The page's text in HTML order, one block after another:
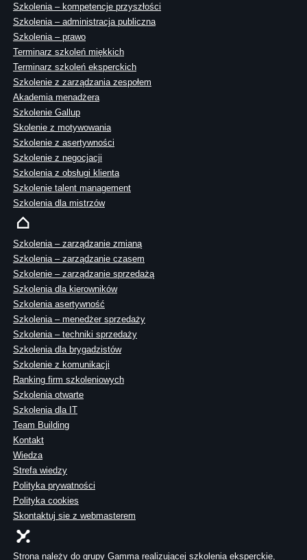
Szkolenia – kompetencje przyszłości
Szkolenia – administracja publiczna
Szkolenia – prawo
Terminarz szkoleń miękkich
Terminarz szkoleń eksperckich
Szkolenie z zarządzania zespołem
Akademia menadżera
Szkolenie Gallup
Skolenie z motywowania
Szkolenie z asertywności
Szkolenie z negocjacji
Szkolenia z obsługi klienta
Szkolenie talent management
Szkolenia dla mistrzów
Szkolenia – zarządzanie zmianą
Szkolenia – zarządzanie czasem
Szkolenie – zarządzanie sprzedażą
Szkolenia dla kierowników
Szkolenia asertywność
Szkolenia – menedżer sprzedaży
Szkolenia – techniki sprzedaży
Szkolenia dla brygadzistów
Szkolenie z komunikacji
Ranking firm szkoleniowych
Szkolenia otwarte
Szkolenia dla IT
Team Building
Kontakt
Wiedza
Strefa wiedzy
Polityka prywatności
Polityka cookies
Skontaktuj sie z webmasterem
Strona należy do grupy Gamma realizującej szkolenia eksperckie,